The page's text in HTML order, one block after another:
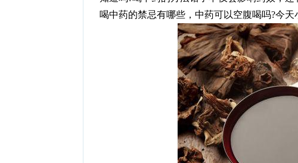
喝中药的禁忌有哪些，中药可以空腹喝吗?今天